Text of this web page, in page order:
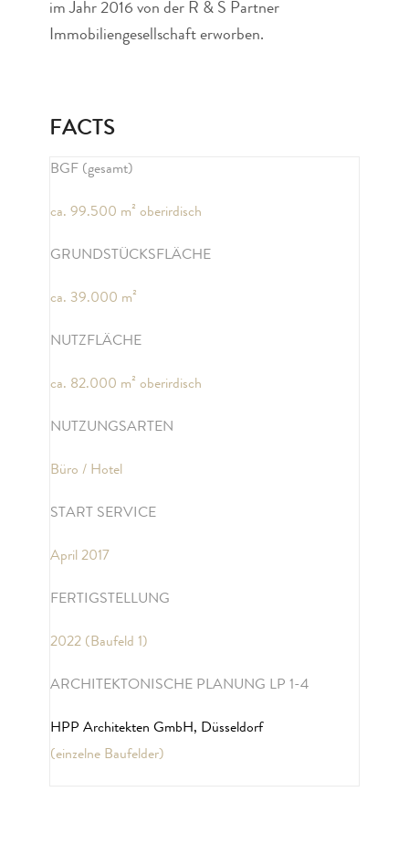
im Jahr 2016 von der R & S Partner
Immobiliengesellschaft erworben.
FACTS
BGF (gesamt)
ca. 99.500 m² oberirdisch
GRUNDSTÜCKSFLÄCHE
ca. 39.000 m²
NUTZFLÄCHE
ca. 82.000 m² oberirdisch
NUTZUNGSARTEN
Büro / Hotel
START SERVICE
April 2017
FERTIGSTELLUNG
2022 (Baufeld 1)
ARCHITEKTONISCHE PLANUNG LP 1-4
HPP Architekten GmbH, Düsseldorf
(einzelne Baufelder)